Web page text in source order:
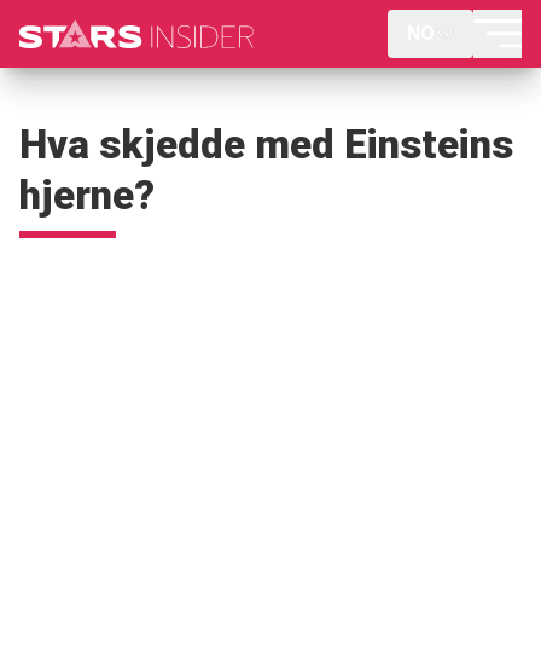
Hva skjedde med Einsteins
hjerne?